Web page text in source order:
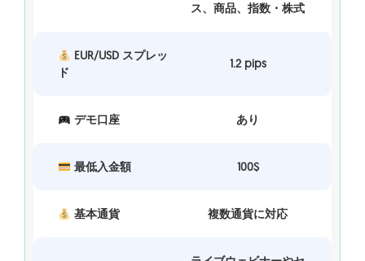
ス、商品、指数・株式
EUR/USD スプレッ
ド
1.2 pips
デモ口座 あり
最低入金額 100$
基本通貨 複数通貨に対応